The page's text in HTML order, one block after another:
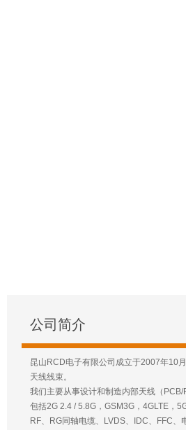
公司简介
昆山RCD电子有限公司成立于2007年10
天线线束。
我们主要从事设计和制造内部天线（PCB/
包括2G 2.4 / 5.8G，GSM3G，4GLTE，
RF、RG同轴电缆、LVDS、IDC、FFC、